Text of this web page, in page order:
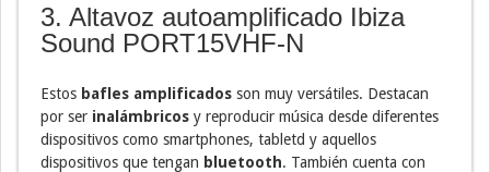
3. Altavoz autoamplificado Ibiza
Sound PORT15VHF-N
Estos bafles amplificados son muy versátiles. Destacan
por ser inalámbricos y reproducir música desde diferentes
dispositivos como smartphones, tabletd y aquellos
dispositivos que tengan bluetooth. También cuenta con